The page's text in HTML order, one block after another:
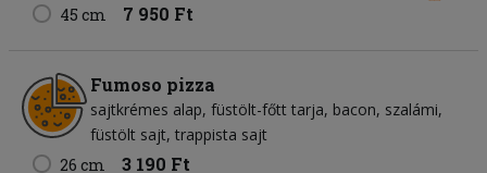
45 cm 7 950 Ft
Fumoso pizza
sajtkrémes alap füstölt-főtt tarja bacon szalámi
füstölt sajt trappista sajt
26 cm
3 190 Ft